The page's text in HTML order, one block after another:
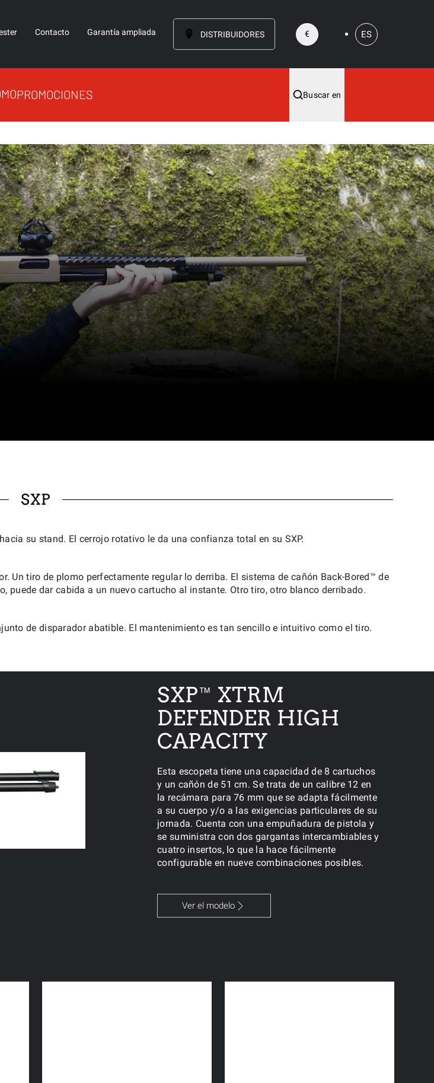
Contacto Garantía ampliada DISTRIBUIDORES € ES
PROMOCIONES Buscar en
SXP
su stand. El cerrojo rotativo le da una confianza total en su SXP.
Un tiro de plomo perfectamente regular lo derriba. El sistema de cañón Back-Bored™ de
puede dar cabida a un nuevo cartucho al instante. Otro tiro, otro blanco derribado.
de disparador abatible. El mantenimiento es tan sencillo e intuitivo como el tiro.
SXP™ XTRM
DEFENDER HIGH
CAPACITY
Esta escopeta tiene una capacidad de 8 cartuchos
y un cañón de 51 cm. Se trata de un calibre 12 en
la recámara para 76 mm que se adapta fácilmente
a su cuerpo y/o a las exigencias particulares de su
jornada. Cuenta con una empuñadura de pistola y
se suministra con dos gargantas intercambiables y
cuatro insertos, lo que la hace fácilmente
configurable en nueve combinaciones posibles.
Ver el modelo